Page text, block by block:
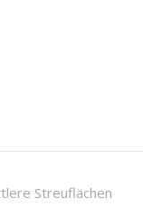
Streuflächen